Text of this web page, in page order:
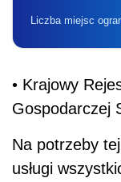
Liczba miejsc
• Krajowy
Gospodarczej
Na potrzeby
usługi